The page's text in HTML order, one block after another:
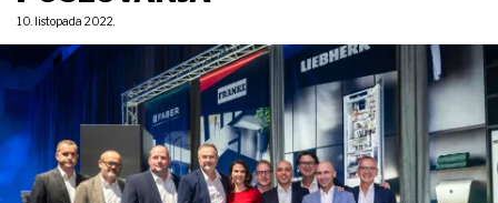
10. listopada 2022.